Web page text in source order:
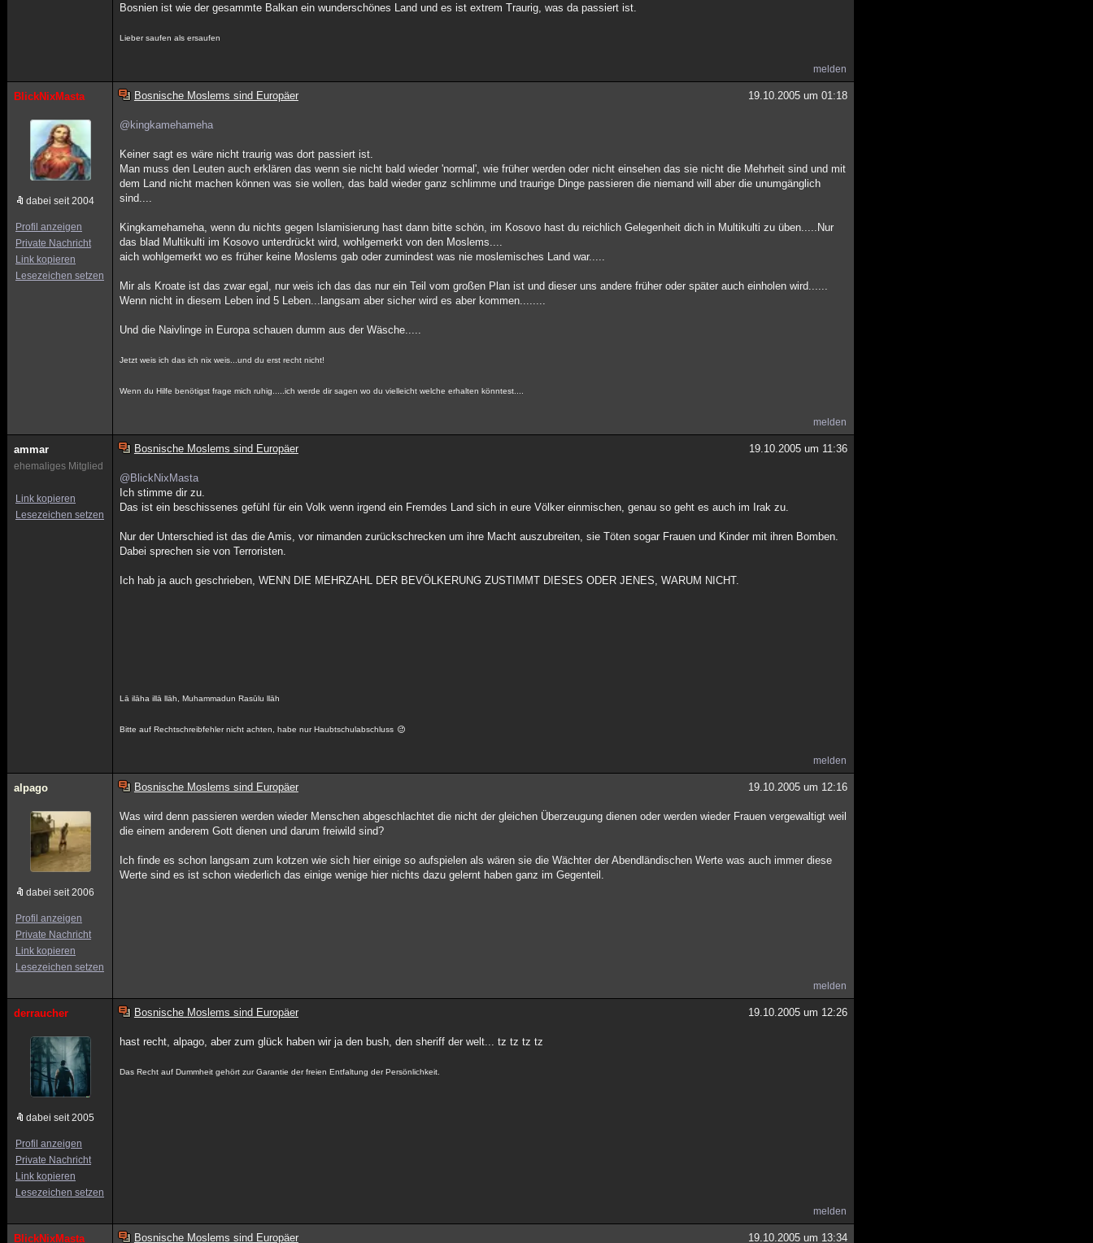
Bosnien ist wie der gesammte Balkan ein wunderschönes Land und es ist extrem Traurig, was da passiert ist.
Lieber saufen als ersaufen
melden
BlickNixMasta
dabei seit 2004
Profil anzeigen
Private Nachricht
Link kopieren
Lesezeichen setzen
Bosnische Moslems sind Europäer 19.10.2005 um 01:18
@kingkamehameha
Keiner sagt es wäre nicht traurig was dort passiert ist.
Man muss den Leuten auch erklären das wenn sie nicht bald wieder 'normal', wie früher werden oder nicht einsehen das sie nicht die Mehrheit sind und mit
dem Land nicht machen können was sie wollen, das bald wieder ganz schlimme und traurige Dinge passieren die niemand will aber die unumgänglich
sind....
Kingkamehameha, wenn du nichts gegen Islamisierung hast dann bitte schön, im Kosovo hast du reichlich Gelegenheit dich in Multikulti zu üben.....Nur
das blad Multikulti im Kosovo unterdrückt wird, wohlgemerkt von den Moslems....
aich wohlgemerkt wo es früher keine Moslems gab oder zumindest was nie moslemisches Land war.....
Mir als Kroate ist das zwar egal, nur weis ich das das nur ein Teil vom großen Plan ist und dieser uns andere früher oder später auch einholen wird......
Wenn nicht in diesem Leben ind 5 Leben...langsam aber sicher wird es aber kommen........
Und die Naivlinge in Europa schauen dumm aus der Wäsche.....
Jetzt weis ich das ich nix weis...und du erst recht nicht!
Wenn du Hilfe benötigst frage mich ruhig.....ich werde dir sagen wo du vielleicht welche erhalten könntest....
melden
ammar
ehemaliges Mitglied
Link kopieren
Lesezeichen setzen
Bosnische Moslems sind Europäer 19.10.2005 um 11:36
@BlickNixMasta
Ich stimme dir zu.
Das ist ein beschissenes gefühl für ein Volk wenn irgend ein Fremdes Land sich in eure Völker einmischen, genau so geht es auch im Irak zu.
Nur der Unterschied ist das die Amis, vor nimanden zurückschrecken um ihre Macht auszubreiten, sie Töten sogar Frauen und Kinder mit ihren Bomben.
Dabei sprechen sie von Terroristen.
Ich hab ja auch geschrieben, WENN DIE MEHRZAHL DER BEVÖLKERUNG ZUSTIMMT DIESES ODER JENES, WARUM NICHT.
Lā ilāha illā llāh, Muhammadun Rasūlu llāh
Bitte auf Rechtschreibfehler nicht achten, habe nur Haubtschulabschluss
melden
alpago
dabei seit 2006
Profil anzeigen
Private Nachricht
Link kopieren
Lesezeichen setzen
Bosnische Moslems sind Europäer 19.10.2005 um 12:16
Was wird denn passieren werden wieder Menschen abgeschlachtet die nicht der gleichen Überzeugung dienen oder werden wieder Frauen vergewaltigt weil
die einem anderem Gott dienen und darum freiwild sind?
Ich finde es schon langsam zum kotzen wie sich hier einige so aufspielen als wären sie die Wächter der Abendländischen Werte was auch immer diese
Werte sind es ist schon wiederlich das einige wenige hier nichts dazu gelernt haben ganz im Gegenteil.
melden
derraucher
dabei seit 2005
Profil anzeigen
Private Nachricht
Link kopieren
Lesezeichen setzen
Bosnische Moslems sind Europäer 19.10.2005 um 12:26
hast recht, alpago, aber zum glück haben wir ja den bush, den sheriff der welt... tz tz tz tz
Das Recht auf Dummheit gehört zur Garantie der freien Entfaltung der Persönlichkeit.
melden
BlickNixMasta Bosnische Moslems sind Europäer 19.10.2005 um 13:34